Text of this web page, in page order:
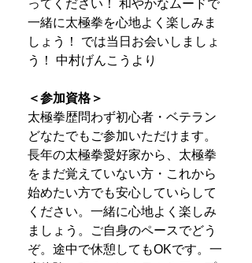
ってください！ 和やかなムードで
一緒に太極拳を心地よく楽しみま
しょう！ では当日お会いしましょ
う！ 中村げんこうより
＜参加資格＞
太極拳歴問わず初心者・ベテラン
どなたでもご参加いただけます。
長年の太極拳愛好家から、太極拳
をまだ覚えていない方・これから
始めたい方でも安心していらして
ください。一緒に心地よく楽しみ
ましょう。ご自身のペースでどう
ぞ。途中で休憩してもOKです。一